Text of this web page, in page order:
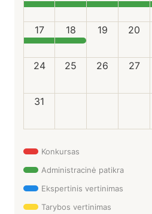
17 18 19 20
24 25 26 27
31
Konkursas
Administracinė patikra
Ekspertinis vertinimas
Tarybos vertinimas